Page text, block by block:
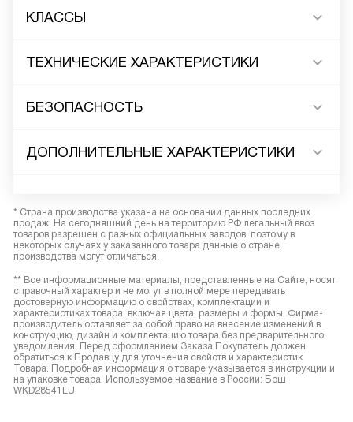
КЛАССЫ
ТЕХНИЧЕСКИЕ ХАРАКТЕРИСТИКИ
БЕЗОПАСНОСТЬ
ДОПОЛНИТЕЛЬНЫЕ ХАРАКТЕРИСТИКИ
* Страна производства указана на основании данных последних
продаж. На сегодняшний день на территорию РФ легальный ввоз
товаров разрешен с разных официальных заводов, поэтому в
некоторых случаях у заказанного товара данные о стране
производства могут отличаться.
** Все информационные материалы, представленные на Сайте, носят
справочный характер и не могут в полной мере передавать
достоверную информацию о свойствах, комплектации и
характеристиках товара, включая цвета, размеры и формы. Фирма-
производитель оставляет за собой право на внесение изменений в
конструкцию, дизайн и комплектацию товара без предварительного
уведомления. Перед оформлением Заказа Покупатель должен
обратиться к Продавцу для уточнения свойств и характеристик
Товара. Подробная информация о товаре указывается в инструкции и
на упаковке товара. Используемое название в России: Бош
WKD28541EU